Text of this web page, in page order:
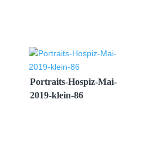
Portraits-Hospiz-Mai-
2019-klein-86